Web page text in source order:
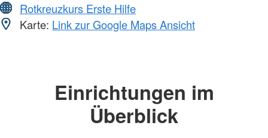
Rotkreuzkurs Erste Hilfe
Karte: Link zur Google Maps Ansicht
Einrichtungen im
Überblick